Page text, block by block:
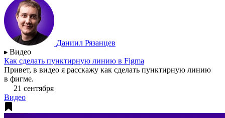
Даниил Рязанцев
Видео
Как сделать пунктирную линию в Figma
Привет, в видео я расскажу как сделать пунктирную линию
в фигме.
21 сентября
Видео